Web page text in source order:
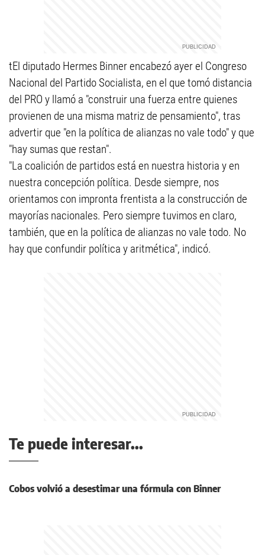
tEl diputado Hermes Binner encabezó ayer el Congreso
Nacional del Partido Socialista, en el que tomó distancia
del PRO y llamó a "construir una fuerza entre quienes
provienen de una misma matriz de pensamiento", tras
advertir que "en la política de alianzas no vale todo" y que
"hay sumas que restan".
"La coalición de partidos está en nuestra historia y en
nuestra concepción política. Desde siempre, nos
orientamos con impronta frentista a la construcción de
mayorías nacionales. Pero siempre tuvimos en claro,
también, que en la política de alianzas no vale todo. No
hay que confundir política y aritmética", indicó.
Te puede interesar...
Cobos volvió a desestimar una fórmula con Binner